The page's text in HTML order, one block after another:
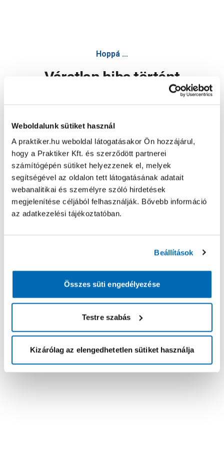
Weboldalunk sütiket használ
A praktiker.hu weboldal látogatásakor Ön hozzájárul,
hogy a Praktiker Kft. és szerződött partnerei
számítógépén sütiket helyezzenek el, melyek
segítségével az oldalon tett látogatásának adatait
webanalitikai és személyre szóló hirdetések
megjelenítése céljából felhasználják. Bővebb információ
az adatkezelési tájékoztatóban.
Beállítások
Összes süti engedélyezése
Testre szabás
Kizárólag az elengedhetetlen sütiket használja
Hoppá ...
Váratlan hiba történt
Oldal újratöltése